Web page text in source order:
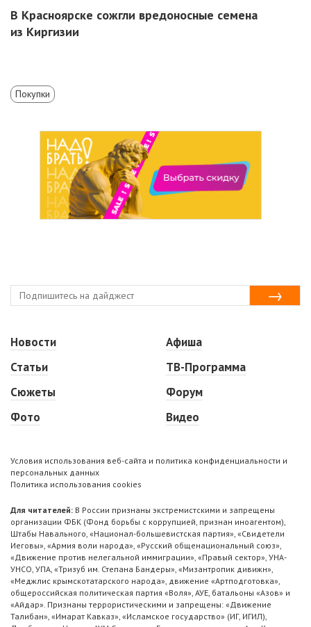
В Красноярске сожгли вредоносные семена
из Киргизии
Покупки
Новости
Статьи
Сюжеты
Фото
Афиша
ТВ-Программа
Форум
Видео
Условия использования веб-сайта и политика конфиденциальности и
персональных данных
Политика использования cookies
Для читателей: В России признаны экстремистскими и запрещены
организации ФБК (Фонд борьбы с коррупцией, признан иноагентом),
Штабы Навального, «Национал-большевистская партия», «Свидетели
Иеговы», «Армия воли народа», «Русский общенациональный союз»,
«Движение против нелегальной иммиграции», «Правый сектор», УНА-
УНСО, УПА, «Тризуб им. Степана Бандеры», «Мизантропик дивижн»,
«Меджлис крымскотатарского народа», движение «Артподготовка»,
общероссийская политическая партия «Воля», АУЕ, батальоны «Азов» и
«Айдар». Признаны террористическими и запрещены: «Движение
Талибан», «Имарат Кавказ», «Исламское государство» (ИГ, ИГИЛ),